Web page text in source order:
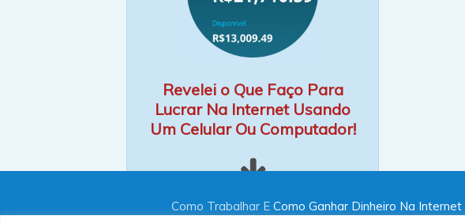
Revelei o Que Faço Para
Lucrar Na Internet Usando
Um Celular Ou Computador!
Como Trabalhar E Como Ganhar Dinheiro Na Internet